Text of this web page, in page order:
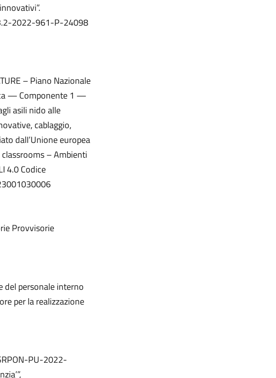
2022-961-P-24098
– Piano Nazionale
— Componente 1 —
asili nido alle
cablaggio,
dalI’Unione europea
– Ambienti
4.0 Codice
Provvisorie
del personale interno
per la realizzazione
PU-2022-